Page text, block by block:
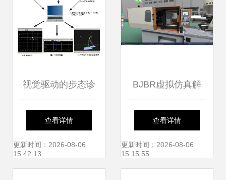
视觉驱动的步态诊
断 揭秘VISUAL3D
运动捕捉技术的临
查看详情
更新时间：2026-08-06
15:42:13
BJBR虚拟仿真解
决方案 融合前沿技
术，重塑人机交互
查看详情
更新时间：2026-08-06
15:15:55